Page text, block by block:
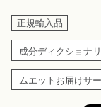
正規輸入品
成分ディクショナ
ムエットお届けサ